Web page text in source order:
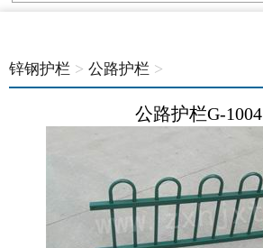
锌钢护栏 >公路护栏 >
公路护栏G-1004